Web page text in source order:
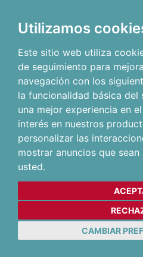
Utilizamos
Este sitio web utiliza
de seguimiento para
navegación con los
la funcionalidad básica del
una mejor experiencia en
interés en nuestros
personalizar las
mostrar anuncios que
usted.
CAMBIAR